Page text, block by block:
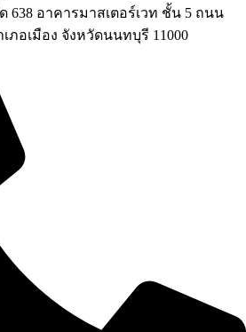
638 อาคารมาสเตอร์เวท ชั้น 5 ถนน
ภอเมือง จังหวัดนนทบุรี 11000